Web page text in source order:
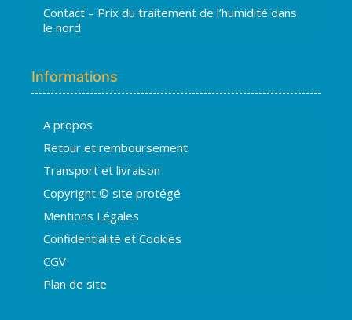
Contact – Prix du traitement de l’humidité dans
le nord
Informations
A propos
Retour et remboursement
Transport et livraison
Copyright © site protégé
Mentions Légales
Confidentialité et Cookies
CGV
Plan de site
En ligne · répond en quelques secondes
H
👋 Bonjour ! Je suis
puis-je vous aider ?
05:36